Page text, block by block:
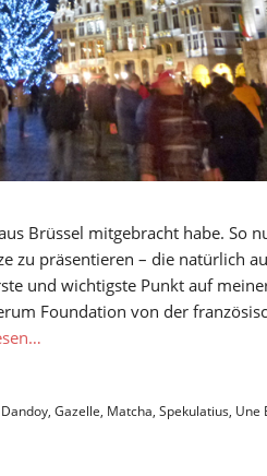
Brüssel mitgebracht habe. So
zu präsentieren – die natürlich
und wichtigste Punkt auf
Foundation von der
Dandoy, Gazelle, Matcha, Spekulatius, Une